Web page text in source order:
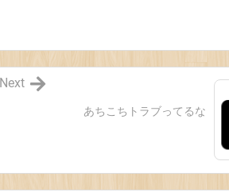
あちこちトラブってるな
Next